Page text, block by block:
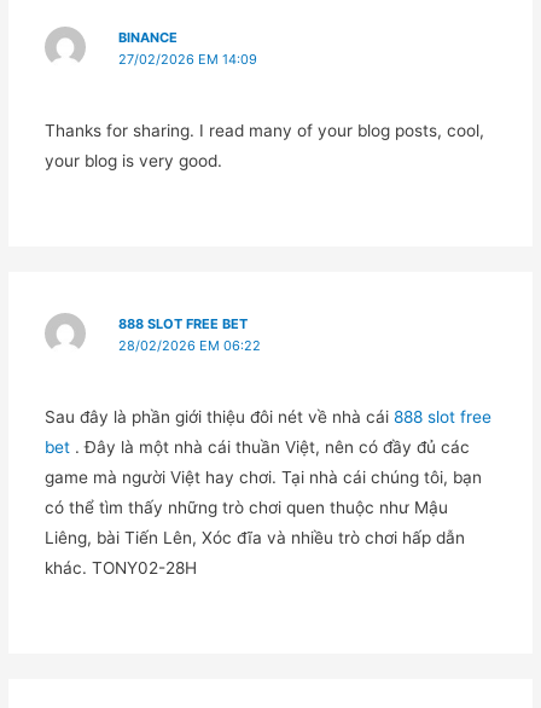
BINANCE
27/02/2026 EM 14:09
Thanks for sharing. I read many of your blog posts, cool,
your blog is very good.
888 SLOT FREE BET
28/02/2026 EM 06:22
Sau đây là phần giới thiệu đôi nét về nhà cái 888 slot free
bet. Đây là một nhà cái thuần Việt, nên có đầy đủ các
game mà người Việt hay chơi. Tại nhà cái chúng tôi, bạn
có thể tìm thấy những trò chơi quen thuộc như Mậu
Liêng, bài Tiến Lên, Xóc đĩa và nhiều trò chơi hấp dẫn
khác. TONY02-28H